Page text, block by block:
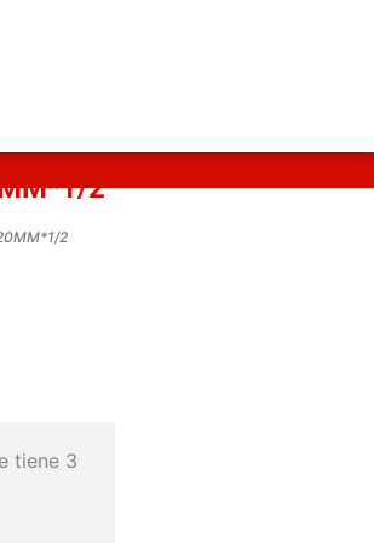
2
2
tiene 3